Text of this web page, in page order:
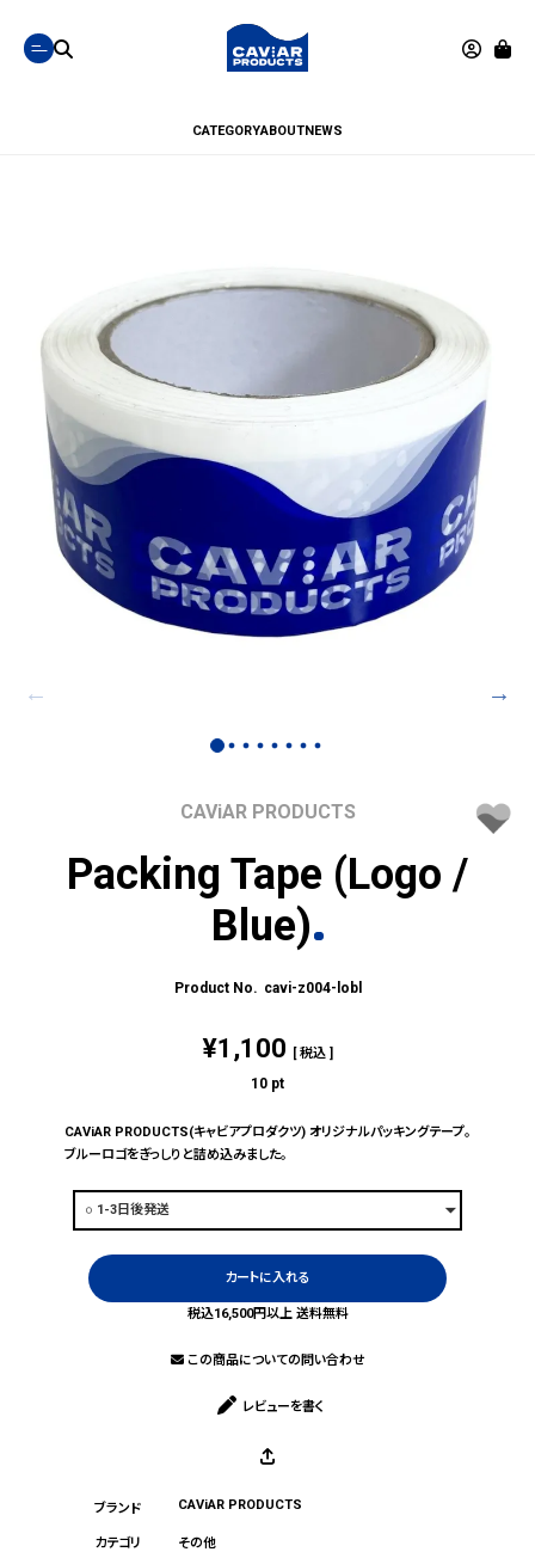
CATEGORYABOUTNEWS
CAViAR PRODUCTS
Packing Tape (Logo /
Blue)
cavi-z004-lobl
¥1,100 税込
10 pt
CAViAR PRODUCTS(キャビアプロダクツ) オリジナルパッキングテープ。
ブルーロゴをぎっしりと詰め込みました。
カートに入れる
税込16,500円以上 送料無料
この商品についての問い合わせ
レビューを書く
CAViAR PRODUCTS
その他